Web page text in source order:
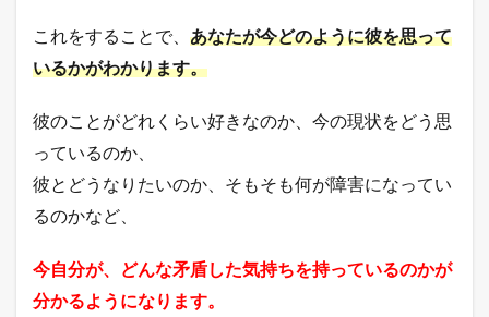
これをすることで、 あなたが今どのように彼を思って
いるかがわかります。
彼のことがどれくらい好きなのか、今の現状をどう思
っているのか、
彼とどうなりたいのか、そもそも何が障害になってい
るのかなど、
今自分が、どんな矛盾した気持ちを持っているのかが
分かるようになります。